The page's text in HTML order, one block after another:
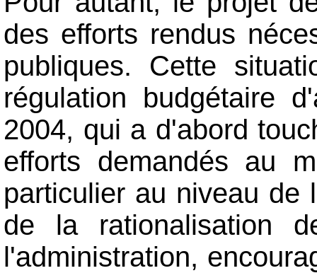
des efforts rendus
publiques. Cette
régulation budgétaire
2004, qui a d'abord
efforts demandés au
particulier au niveau de
de la rationalisation
l'administration,